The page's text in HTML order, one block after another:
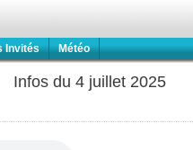
Invités Météo
Infos du 4 juillet 2025